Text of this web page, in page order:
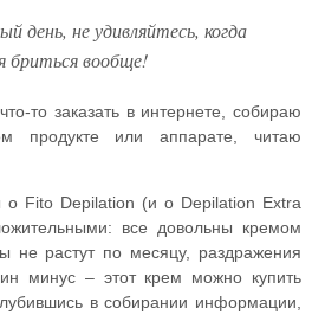
день, не удивляйтесь, когда
бриться вообще!
то заказать в интернете, собираю
продукте или аппарате, читаю
о Fito Depilation (и о Depilation Extra
все довольны кремом
не растут по месяцу, раздражения
минус – этот крем можно купить
в собирании информации,